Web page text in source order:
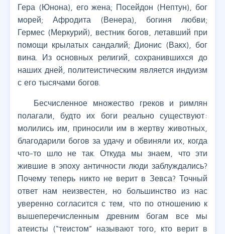
Гера (Юнона), его жена; Посейдон (Нептун), бог
морей; Афродита (Венера), богиня любви;
Гермес (Меркурий), вестник богов, летавший при
помощи крылатых сандалий; Дионис (Вакх), бог
вина. Из основных религий, сохранившихся до
наших дней, политеистическим является индуизм
с его тысячами богов.
Бесчисленное множество греков и римлян
полагали, будто их боги реально существуют:
молились им, приносили им в жертву животных,
благодарили богов за удачу и обвиняли их, когда
что-то шло не так. Откуда мы знаем, что эти
жившие в эпоху античности люди заблуждались?
Почему теперь никто не верит в Зевса? Точный
ответ нам неизвестен, но большинство из нас
уверенно согласится с тем, что по отношению к
вышеперечисленным древним богам все мы
атеисты (“теистом” называют того, кто верит в